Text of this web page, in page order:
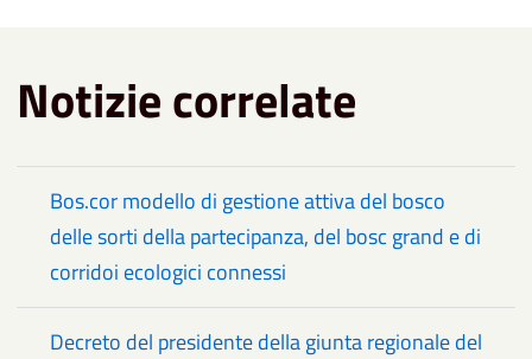
Notizie correlate
Bos.cor modello di gestione attiva del bosco
delle sorti della partecipanza, del bosc grand e di
corridoi ecologici connessi
Decreto del presidente della giunta regionale del